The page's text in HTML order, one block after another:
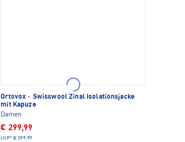
Ortovox · Swisswool Zinal Isolationsjacke
mit Kapuze
Damen
€ 299,99
UVP* € 399,99